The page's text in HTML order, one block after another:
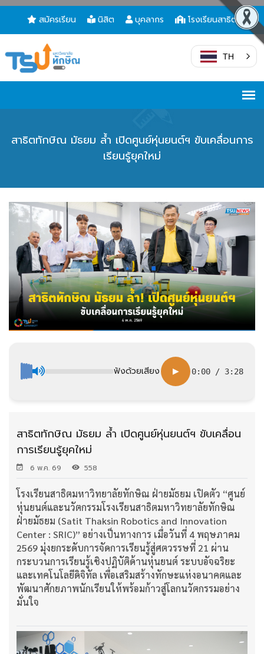
สมัครเรียน นิสิต บุคลากร โรงเรียนสาธิต
TH
สาธิตทักษิณ มัธยม ล้ำ เปิดศูนย์หุ่นยนต์ฯ ขับเคลื่อนการ
เรียนรู้ยุคใหม่
ฟังด้วยเสียง ▶ 0:00 / 3:28
สาธิตทักษิณ มัธยม ล้ำ เปิดศูนย์หุ่นยนต์ฯ ขับเคลื่อน
การเรียนรู้ยุคใหม่
6 พ.ค. 69 558
โรงเรียนสาธิตมหาวิทยาลัยทักษิณ ฝ่ายมัธยม เปิดตัว “ศูนย์
หุ่นยนต์และนวัตกรรมโรงเรียนสาธิตมหาวิทยาลัยทักษิณ
ฝ่ายมัธยม (Satit Thaksin Robotics and Innovation
Center : SRIC)” อย่างเป็นทางการ เมื่อวันที่ 4 พฤษภาคม
2569 มุ่งยกระดับการจัดการเรียนรู้สู่ศตวรรษที่ 21 ผ่าน
กระบวนการเรียนรู้เชิงปฏิบัติด้านหุ่นยนต์ ระบบอัจฉริยะ
และเทคโนโลยีดิจิทัล เพื่อเสริมสร้างทักษะแห่งอนาคตและ
พัฒนาศักยภาพนักเรียนให้พร้อมก้าวสู่โลกนวัตกรรมอย่าง
มั่นใจ